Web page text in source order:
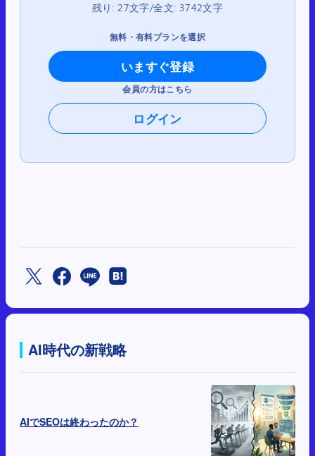
残り: 27文字/全文: 3742文字
無料・有料プランを選択
いますぐ登録
会員の方はこちら
ログイン
AI時代の新戦略
AIでSEOは終わったのか？